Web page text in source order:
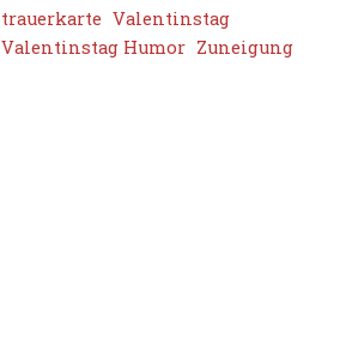
trauerkarte Valentinstag
Valentinstag Humor Zuneigung